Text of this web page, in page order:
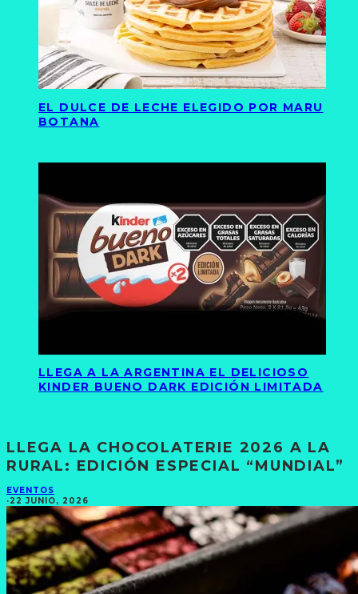
EL DULCE DE LECHE ELEGIDO POR MARU
BOTANA
LLEGA A LA ARGENTINA EL DELICIOSO
KINDER BUENO DARK EDICIÓN LIMITADA
LLEGA LA CHOCOLATERIE 2026 A LA
RURAL: EDICIÓN ESPECIAL “MUNDIAL”
EVENTOS
·22 JUNIO, 2026